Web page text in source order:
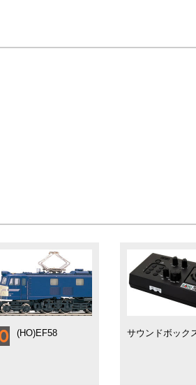
(HO)EF58 サウンドボック